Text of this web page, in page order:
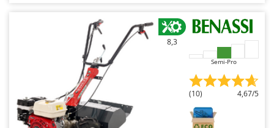
Trev - Abrek - TecnoVIR
Troy-Bilt
8,3
Semi-Pro
(10) 4,67/5